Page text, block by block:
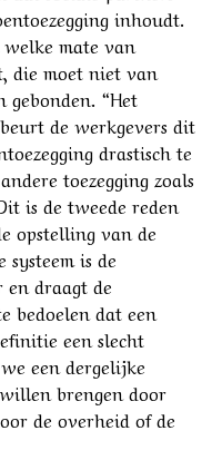
inhoudt.
mate van
die moet niet van
“Het
de werkgevers dit
drastisch te
toezegging zoals
is de tweede reden
opstelling van de
is de
en draagt de
bedoelen dat een
een slecht
een dergelijke
brengen door
de overheid of de